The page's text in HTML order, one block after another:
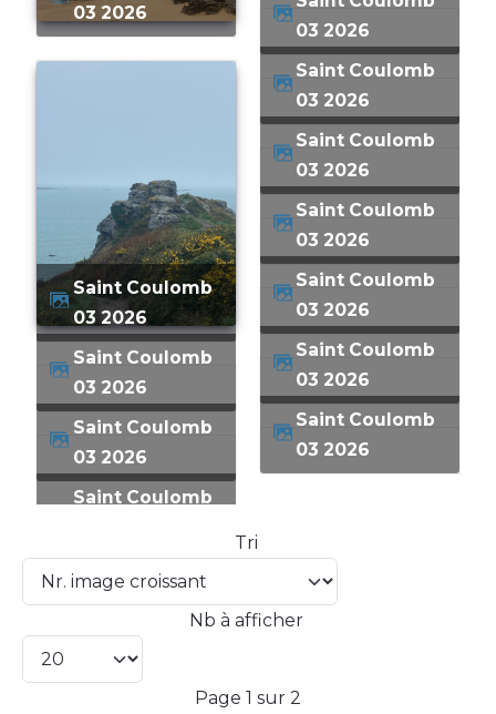
03 2026
Saint Coulomb
03 2026
Saint Coulomb
03 2026
Saint Coulomb
03 2026
Saint Coulomb
03 2026
Saint Coulomb
03 2026
Saint Coulomb
03 2026
Saint Coulomb
03 2026
Saint Coulomb
03 2026
Saint Coulomb
03 2026
Saint Coulomb
03 2026
Tri
Nb à afficher
Page 1 sur 2